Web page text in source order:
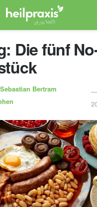
Die fünf
Sebastian Bertram